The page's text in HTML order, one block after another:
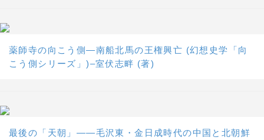
薬師寺の向こう側―南船北馬の王権興亡 (幻想史学「向
こう側シリーズ」)–室伏志畔 (著)
最後の「天朝」――毛沢東・金日成時代の中国と北朝鮮